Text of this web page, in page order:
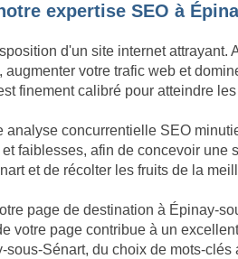
expertise SEO à
d'un site internet
votre trafic web et
finement calibré pour atteindre
concurrentielle SEO
faiblesses, afin de concevoir
et de récolter les fruits de la
page de destination à Épinay-
votre page contribue à un
Sénart, du choix de mots-